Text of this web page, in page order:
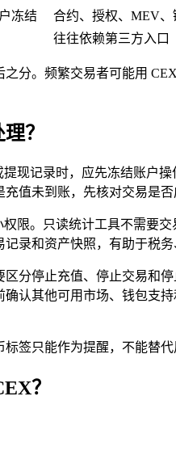
冻结
合约、授权、MEV、
往往依赖第三方入口
之分。频繁交易者可能用
？
现记录时，应先冻结账户
值未到账，先核对交易是
限。只读统计工具不需要
录和资产快照，有助于税务
分停止充值、停止交易和
确认其他可用市场、钱包支
签只能作为提醒，不能替
？